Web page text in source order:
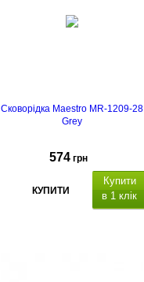
Сковорідка Maestro MR-1209-28
Grey
574 грн
КУПИТИ
Купити
в 1 клік